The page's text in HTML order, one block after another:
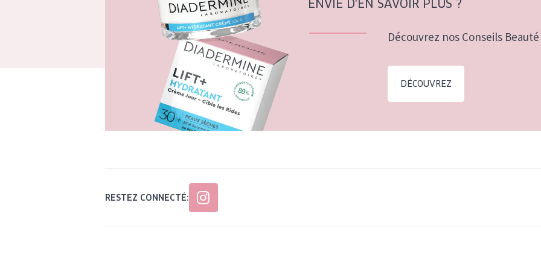
ENVIE D'EN SAVOIR PLUS ?
Découvrez nos Conseils
DÉCOUVREZ
RESTEZ CONNECTÉ: